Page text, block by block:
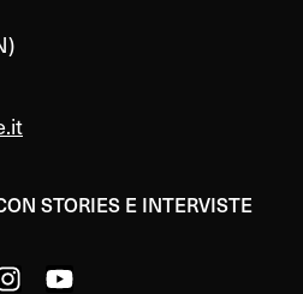
STORIES E INTERVISTE